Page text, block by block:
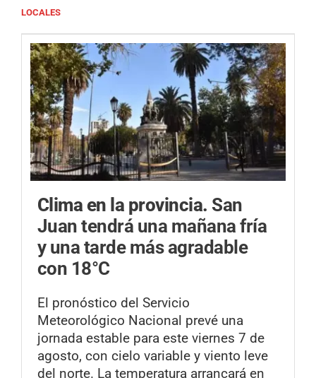
LOCALES
Clima en la provincia. San
Juan tendrá una mañana fría
y una tarde más agradable
con 18°C
El pronóstico del Servicio
Meteorológico Nacional prevé una
jornada estable para este viernes 7 de
agosto, con cielo variable y viento leve
del norte. La temperatura arrancará en